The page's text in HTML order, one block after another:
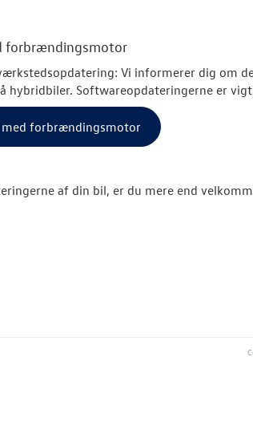
forbrændingsmotor
Vi informerer dig om
Softwareopdateringerne er
forbrændingsmotor
af din bil, er du mere end